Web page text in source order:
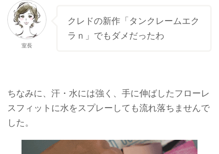
室長
クレドの新作「タンクレームエク
ラｎ」でもダメだったわ
ちなみに、汗・水には強く、手に伸ばしたフローレ
スフィットに水をスプレーしても流れ落ちませんで
した。